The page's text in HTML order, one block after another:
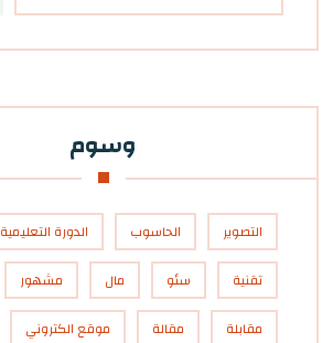
وسوم
التصوير الحاسوب الدورة التعليمية
تقنية
سئو مال مشهور
مقابلة
مقالة موقع الكتروني